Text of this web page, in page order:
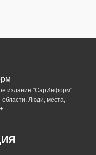
издание "СарИнформ".
области. Люди, места,